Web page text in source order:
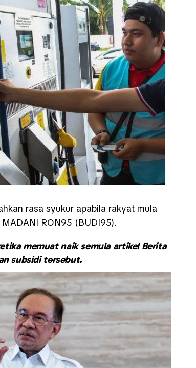
rasa syukur apabila rakyat mula
RON95 (BUDI95).
memuat naik semula artikel Berita
subsidi tersebut.